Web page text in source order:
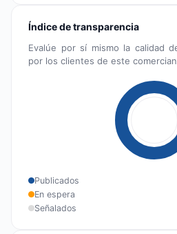
Índice de transparencia
Evalúe por sí mismo la calidad
por los clientes de este
Publicados
En espera
Señalados